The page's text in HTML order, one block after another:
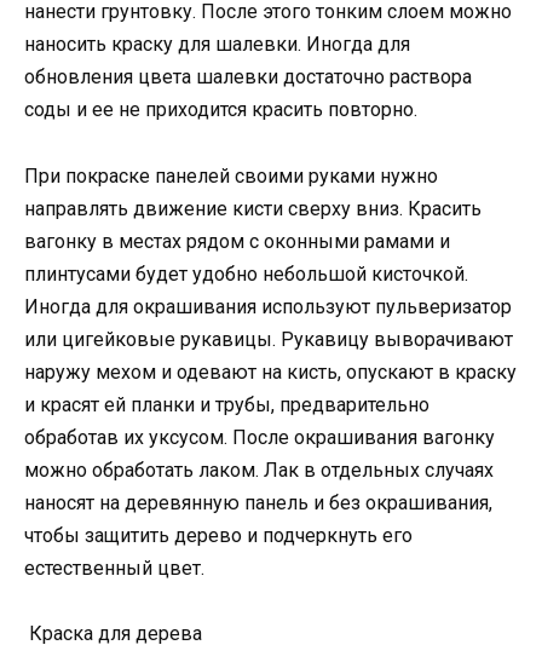
нанести грунтовку. После этого тонким слоем можно
наносить краску для шалевки. Иногда для
обновления цвета шалевки достаточно раствора
соды и ее не приходится красить повторно.
При покраске панелей своими руками нужно
направлять движение кисти сверху вниз. Красить
вагонку в местах рядом с оконными рамами и
плинтусами будет удобно небольшой кисточкой.
Иногда для окрашивания используют пульверизатор
или цигейковые рукавицы. Рукавицу выворачивают
наружу мехом и одевают на кисть, опускают в краску
и красят ей планки и трубы, предварительно
обработав их уксусом. После окрашивания вагонку
можно обработать лаком. Лак в отдельных случаях
наносят на деревянную панель и без окрашивания,
чтобы защитить дерево и подчеркнуть его
естественный цвет.
Краска для дерева